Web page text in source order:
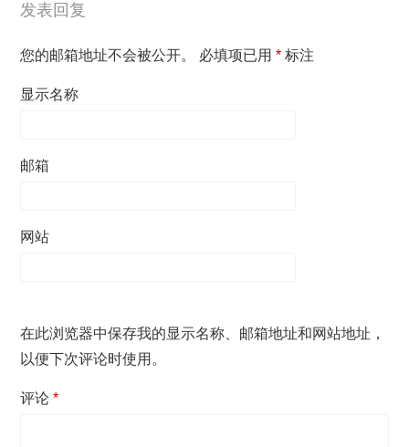
发表回复
您的邮箱地址不会被公开。 必填项已用* 标注
显示名称
邮箱
网站
在此浏览器中保存我的显示名称、邮箱地址和网站地址，
以便下次评论时使用。
评论*